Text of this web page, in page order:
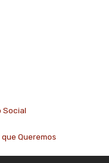
Social
Queremos